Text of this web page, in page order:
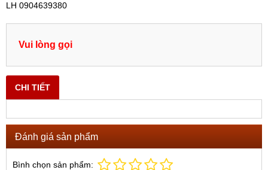
LH 0904639380
Vui lòng gọi
CHI TIẾT
Đánh giá sản phẩm
Bình chọn sản phẩm: